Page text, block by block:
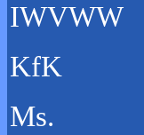
IWVWW
KfK
Ms.